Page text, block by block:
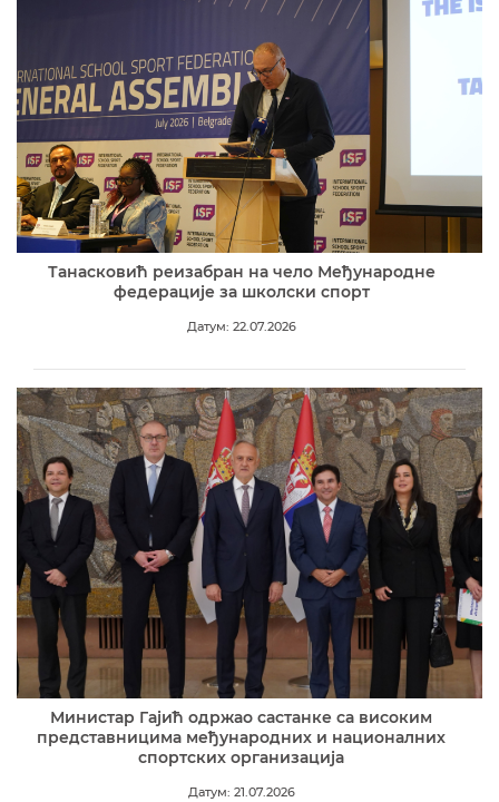
Танасковић реизабран на чело Међународне
федерације за школски спорт
Датум: 22.07.2026
Министар Гајић одржао састанке са високим
представницима међународних и националних
спортских организација
Датум: 21.07.2026